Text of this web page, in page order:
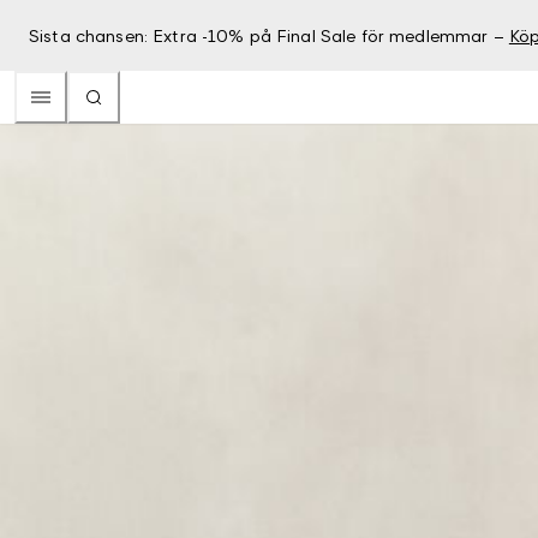
Sista chansen: Extra -10% på Final Sale för medlemmar –